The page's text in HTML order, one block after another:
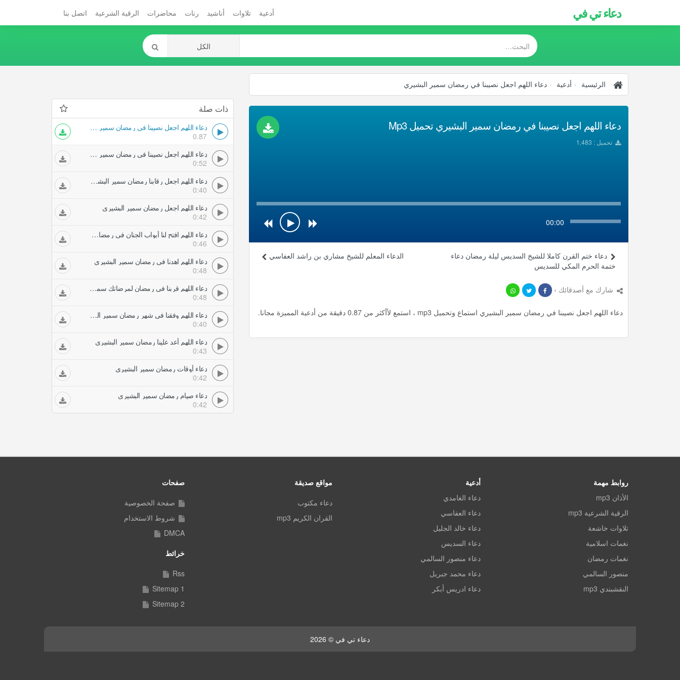
دعاء تي في أدعية تلاوات أناشيد رنات محاضرات الرقية الشرعية اتصل بنا
الرئيسية أدعية دعاء اللهم اجعل نصيبنا في رمضان سمير البشيري
دعاء اللهم اجعل نصيبنا في رمضان سمير البشيري تحميل Mp3
تحميل : 1,483
00:00
الدعاء المعلم للشيخ مشاري بن راشد العفاسي
دعاء ختم القرن كاملا للشيخ السديس ليلة رمضان دعاء
ختمة الحرم المكي للسديس
شارك مع أصدقائك ›
دعاء اللهم اجعل نصيبنا في رمضان سمير البشيري استماع وتحميل mp3 ، استمع لأأكثر من 0.87 دقيقة من أدعية المميزة مجانا.
ذات صلة
دعاء اللهم اجعل نصيبنا في رمضان سمير البشيري
0.87
دعاء اللهم اجعل نصيبنا في رمضان سمير البشيري
0:52
دعاء اللهم اجعل رقابنا رمضان سمير البشيري
0:40
دعاء اللهم اجعل رمضان سمير البشيري
0:42
دعاء اللهم افتح لنا أبواب الجنان في رمضان سمير البشيري
0:46
دعاء اللهم اهدنا في رمضان سمير البشيري
0:48
دعاء اللهم قربنا في رمضان لمرضاتك سمير البشيري
0:48
دعاء اللهم وفقنا في شهر رمضان سمير البشيري
0:40
دعاء اللهم أعد علينا رمضان سمير البشيري
0:43
دعاء أوقات رمضان سمير البشيري
0:42
دعاء صيام رمضان سمير البشيري
0:42
روابط مهمة
الأذان mp3
الرقية الشرعية mp3
تلاوات خاشعة
نغمات اسلامية
نغمات رمضان
منصور السالمي
النقشبندي mp3
أدعية
دعاء الغامدي
دعاء العفاسي
دعاء خالد الجليل
دعاء السديس
دعاء منصور السالمي
دعاء محمد جبريل
دعاء ادريس أبكر
مواقع صديقة
دعاء مكتوب
القران الكريم mp3
صفحات
صفحة الخصوصية
شروط الاستخدام
DMCA
خرائط
Rss
Sitemap 1
Sitemap 2
دعاء تي في © 2026